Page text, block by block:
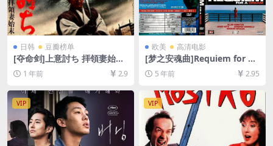
日韩 豆瓣榜单
[夺命剑]上意討ち 拝領妻始末
(1967)[百度网盘+夸克网盘10
80P超清资源][网盘在线播放/
下载][MP4/8.4GB][中文字幕]
1 年前 2.9
欧美 高清电影
[梦之安魂曲]Requiem for a
Dream (2000)[百度网盘+夸
克网盘+迅雷云盘资源1080P
超清未删减][MP4/6GB][中英
字幕]
5 年前 2.95
VIP VIP